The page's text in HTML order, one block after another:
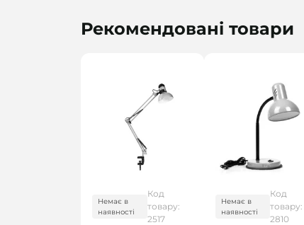
Рекомендовані товари
Немає в
наявності
Код
товару:
2517
Немає в
наявності
Код
товару:
2810